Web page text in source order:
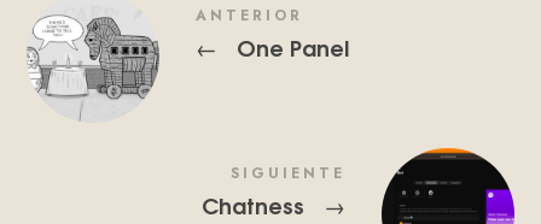
ANTERIOR
← One Panel
SIGUIENTE
Chatness →